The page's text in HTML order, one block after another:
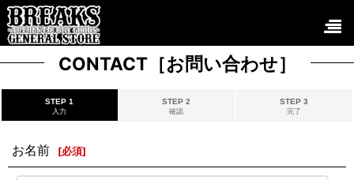
CONTACT［お問い合わせ］
STEP 1
入力
STEP 2
確認
STEP 3
完了
お名前 [必須]